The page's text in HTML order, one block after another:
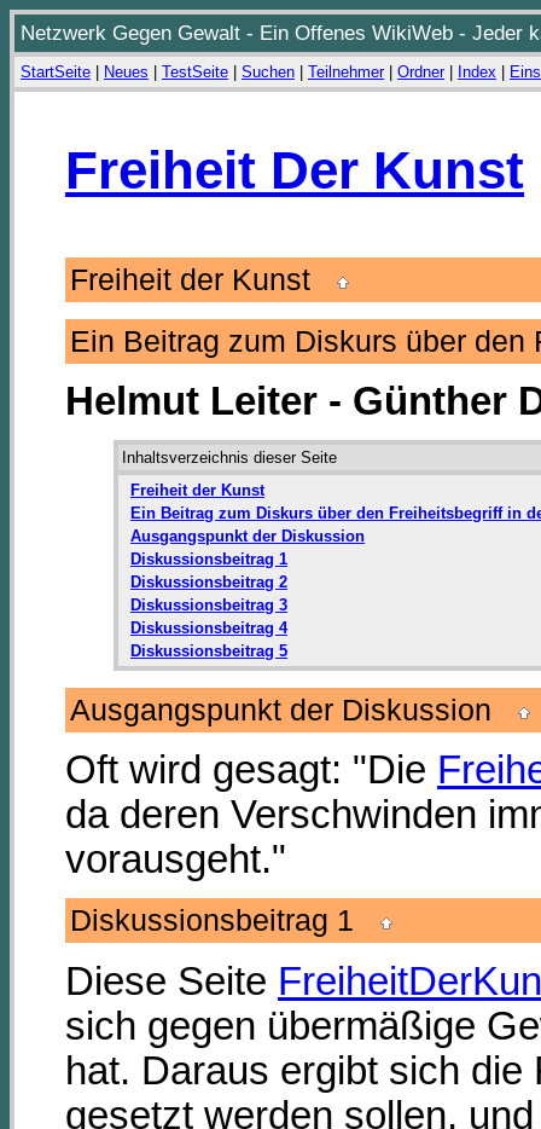
Netzwerk Gegen Gewalt - Ein Offenes WikiWeb - Jeder
StartSeite Neues TestSeite Suchen Teilnehmer| Ordner| Index
Freiheit Der Kunst
Freiheit der Kunst
Ein Beitrag zum Diskurs über
Helmut Leiter - Günther
Inhaltsverzeichnis dieser Seite
Freiheit der Kunst
Ein Beitrag zum Diskurs über den Freiheitsbegriff in
Ausgangspunkt der Diskussion
Diskussionsbeitrag 1
Diskussionsbeitrag 2
Diskussionsbeitrag 3
Diskussionsbeitrag 4
Diskussionsbeitrag 5
Ausgangspunkt der Diskussion
Oft wird gesagt: "Die
da deren Verschwinden
vorausgeht."
Diskussionsbeitrag 1
Diese Seite
sich gegen übermäßige
hat. Daraus ergibt sich
gesetzt werden sollen,